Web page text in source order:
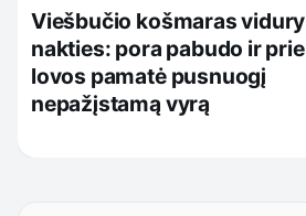
Viešbučio košmaras vidury
nakties: pora pabudo ir prie
lovos pamatė pusnuogį
nepažįstamą vyrą